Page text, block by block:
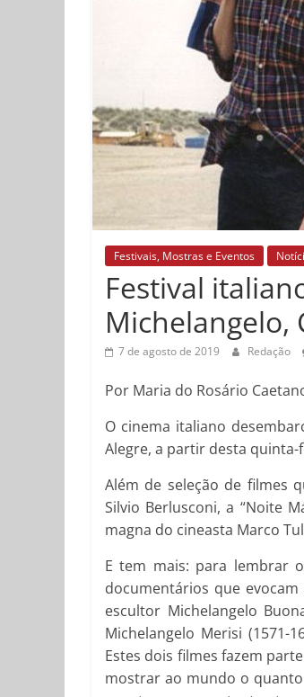
Festivais, Mostras e Eventos
Festival
Michelangelo,
7 de agosto de 2019 Redação
Por Maria do Rosário
O cinema italiano
Alegre, a partir desta
Além de seleção de filmes
Silvio Berlusconi, a “Noite
magna do cineasta Marco
E tem mais: para lembrar
documentários que
escultor Michelangelo
Michelangelo Merisi (1571-
Estes dois filmes fazem
mostrar ao mundo o